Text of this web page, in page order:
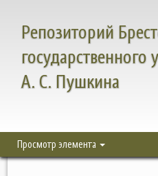
Репозиторий
государственного
А. С. Пушкина
Просмотр элемента